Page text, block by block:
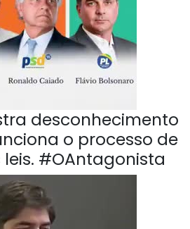
desconhecimento
o processo de
#OAntagonista